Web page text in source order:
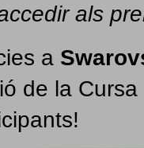
als
a
de la